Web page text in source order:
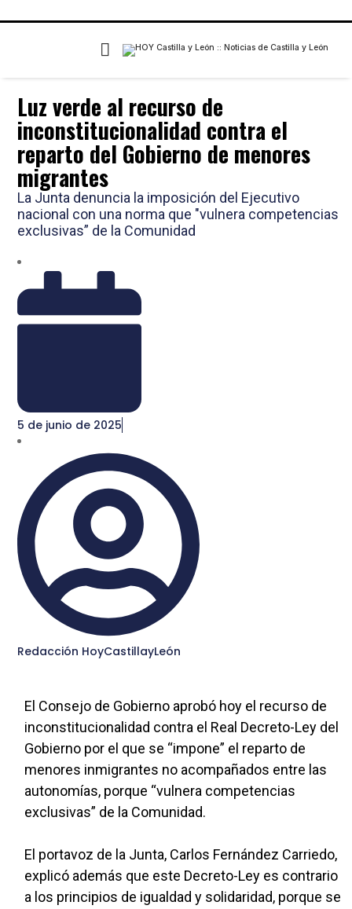
Luz verde al recurso de
inconstitucionalidad contra el
reparto del Gobierno de menores
migrantes
La Junta denuncia la imposición del Ejecutivo
nacional con una norma que "vulnera competencias
exclusivas” de la Comunidad
5 de junio de 2025
Redacción HoyCastillayLeón
El Consejo de Gobierno aprobó hoy el recurso de
inconstitucionalidad contra el Real Decreto-Ley del
Gobierno por el que se “impone” el reparto de
menores inmigrantes no acompañados entre las
autonomías, porque “vulnera competencias
exclusivas” de la Comunidad.
El portavoz de la Junta, Carlos Fernández Carriedo,
explicó además que este Decreto-Ley es contrario
a los principios de igualdad y solidaridad, porque se